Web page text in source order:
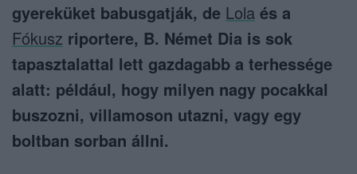
gyereküket babusgatják, de Lola és a
Fókusz riportere, B. Német Dia is sok
tapasztalattal lett gazdagabb a terhessége
alatt: például, hogy milyen nagy pocakkal
buszozni, villamoson utazni, vagy egy
boltban sorban állni.